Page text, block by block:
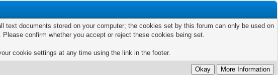
documents stored on your computer; the cookies set by this forum can only be used on
confirm whether you accept or reject these cookies being set.
cookie settings at any time using the link in the footer.